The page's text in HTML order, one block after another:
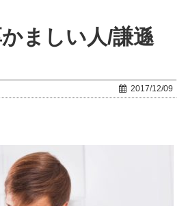
ましい人/謙遜
2017/12/09